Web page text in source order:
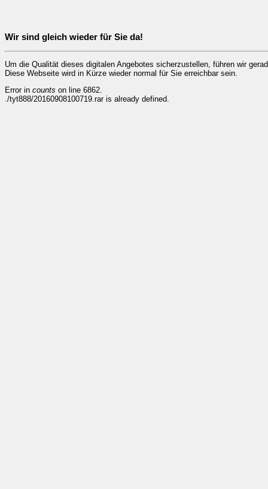
Wir sind gleich wieder für Sie da!
Um die Qualität dieses digitalen Angebotes sicherzustellen, führen wir
Diese Webseite wird in Kürze wieder normal für Sie erreichbar sein.
Error in counts on line 6862.
./tyt888/20160908100719.rar is already defined.